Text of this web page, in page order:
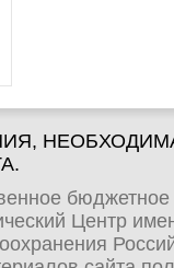
Центр